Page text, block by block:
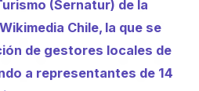
(Sernatur) de la
Chile, la que se
de gestores locales de
a representantes de 14